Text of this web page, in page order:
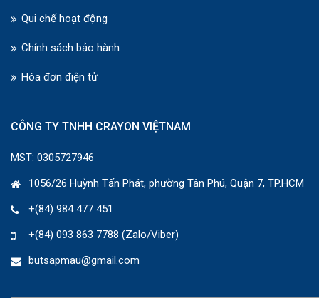
Qui chế hoạt động
Chính sách bảo hành
Hóa đơn điện tử
CÔNG TY TNHH CRAYON VIỆTNAM
MST: 0305727946
1056/26 Huỳnh Tấn Phát, phường Tân Phú, Quận 7, TP.HCM
+(84) 984 477 451
+(84) 093 863 7788 (Zalo/Viber)
butsapmau@gmail.com